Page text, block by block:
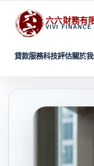
content
六六財務有
VIVI FINANCE
貸款服務科技評估關於